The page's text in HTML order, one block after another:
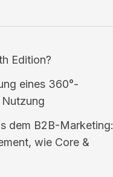
Edition?
eines 360°-
dem B2B-Marketing:
wie Core &